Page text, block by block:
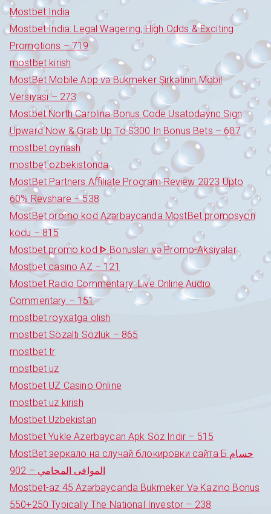
Mostbet India
Mostbet India: Legal Wagering, High Odds & Exciting
Promotions – 719
mostbet kirish
MostBet Mobile App və Bukmeker Şirkətinin Mobil
Versiyası – 273
Mostbet North Carolina Bonus Code Usatodaync Sign
Upward Now & Grab Up To $300 In Bonus Bets – 607
mostbet oynash
mostbet ozbekistonda
MostBet Partners Affiliate Program Review 2023 Upto
60% Revshare – 538
MostBet promo kod Azərbaycanda MostBet promosyon
kodu – 815
Mostbet promo kod ᐈ Bonusları və Promo-Aksiyalar
Mostbet casino AZ – 121
Mostbet Radio Commentary: Live Online Audio
Commentary – 151
mostbet royxatga olish
mostbet Sözaltı Sözlük – 865
mostbet tr
mostbet uz
Mostbet UZ Casino Online
mostbet uz kirish
Mostbet Uzbekistan
Mostbet Yukle Azerbaycan Apk Söz Indir – 515
MostBet зеркало на случай блокировки сайта Б حسام
الموافى المحامي – 902
Mostbet-az 45 Azərbaycanda Bukmeker Və Kazino Bonus
550+250 Typically The National Investor – 238